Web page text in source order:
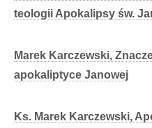
teologii Apokalipsy św.
Marek Karczewski,
apokaliptyce Janowej
Ks. Marek Karczewski,